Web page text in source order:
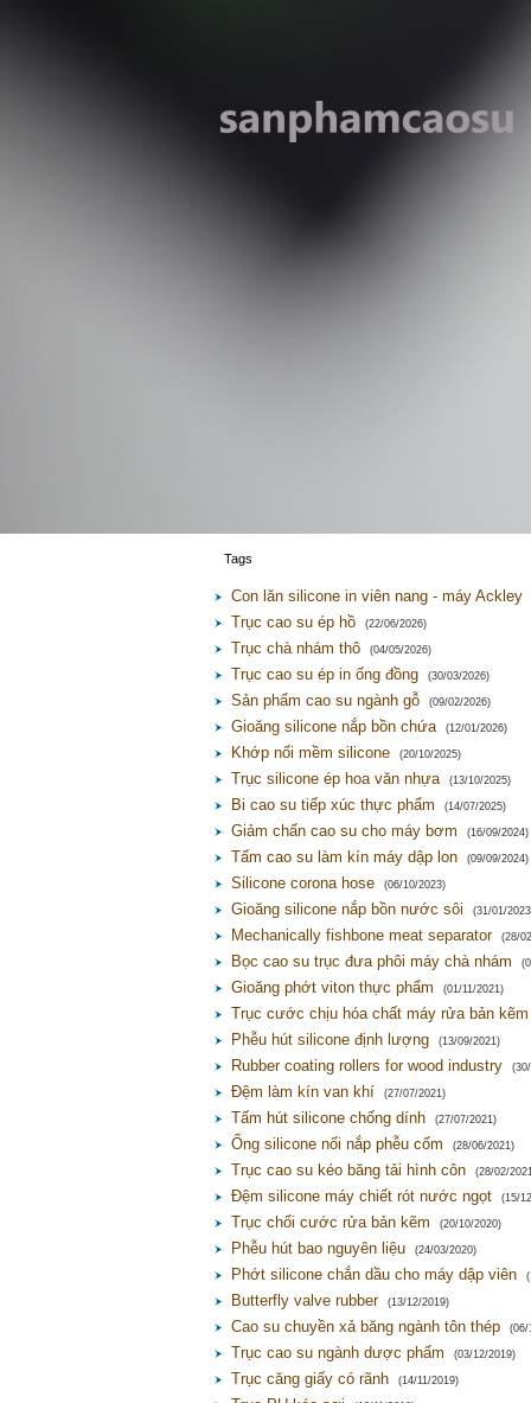
Tags
Con lăn silicone in viên nang - máy Ackley
Trục cao su ép hồ
(22/06/2026)
Trục chà nhám thô (04/05/2026)
Trục cao su ép in ống đồng (30/03/2026)
Sản phẩm cao su ngành gỗ (09/02/2026)
Gioăng silicone nắp bồn chứa (12/01/2026)
Khớp nối mềm silicone (20/10/2025)
Trục silicone ép hoa văn nhựa (13/10/2025)
Bi cao su tiếp xúc thực phẩm (14/07/2025)
Giảm chấn cao su cho máy bơm (16/09/2024)
Tấm cao su làm kín máy dập lon (09/09/2024)
Silicone corona hose (06/10/2023)
Gioăng silicone nắp bồn nước sôi (31/01/
Mechanically fishbone meat separator (28/
Bọc cao su trục đưa phôi máy chà nhám
Gioăng phớt viton thực phẩm (01/11/2021)
Trục cước chịu hóa chất máy rửa bản kẽm
Phễu hút silicone định lượng
(13/09/2021)
Rubber coating rollers for wood industry
Đệm làm kín van khí (27/07/2021)
Tấm hút silicone chống dính (27/07/2021)
Ống silicone nối nắp phễu cốm (28/06/2021)
Trục cao su kéo băng tải hình côn (28/02/
Đệm silicone máy chiết rót nước ngọt (15/
Trục chổi cước rửa bản kẽm (20/10/2020)
Phễu hút bao nguyên liệu (24/03/2020)
Phớt silicone chắn dầu cho máy dập viên
Butterfly valve rubber (13/12/2019)
Cao su chuyền xả băng ngành tôn thép (06/
Trục cao su ngành dược phẩm (03/12/2019)
Trục căng giấy có rãnh (14/11/2019)